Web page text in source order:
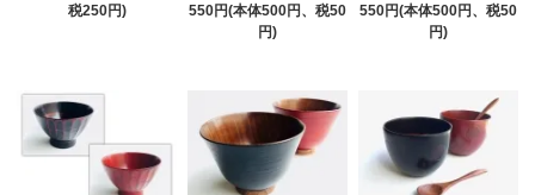
税250円)
550円(本体500円、税50
円)
550円(本体500円、税50
円)